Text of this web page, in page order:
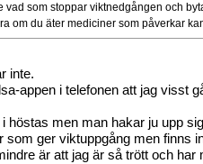
vad som stoppar viktnedgången och
om du äter mediciner som påverkar
inte.
appen i telefonen att jag visst
höstas men man hakar ju upp
som ger viktuppgång men finns
är att jag är så trött och